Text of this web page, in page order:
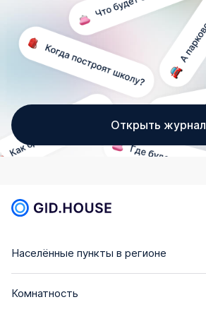
Открыть журнал
Населённые пункты в регионе
Комнатность